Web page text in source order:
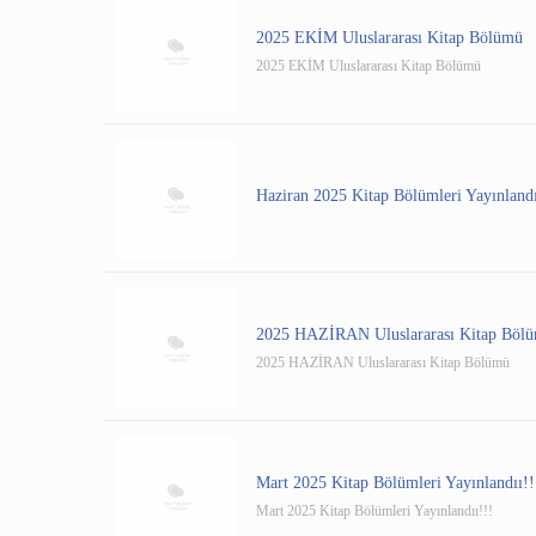
2025 EKİM Uluslararası Kitap Bölümü
2025 EKİM Uluslararası Kitap Bölümü
Haziran 2025 Kitap Bölümleri
2025 HAZİRAN Uluslararası Kitap
2025 HAZİRAN Uluslararası Kitap Bölümü
Mart 2025 Kitap Bölümleri
Mart 2025 Kitap Bölümleri Yayınlandıı!!!